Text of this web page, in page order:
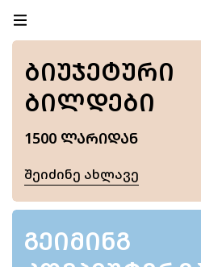
ᲑᲘᲣᲯᲔᲢᲣᲠᲘ
ᲑᲘᲚᲓᲔᲑᲘ
1500 ᲚᲐᲠᲘᲓᲐᲜ
Შეიძინე Ახლავე
ᲒᲔᲘᲛᲘᲜᲒ